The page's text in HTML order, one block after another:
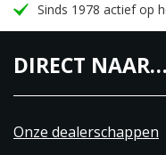
Sinds 1978 actief op
DIRECT NAAR…
Onze dealerschappen